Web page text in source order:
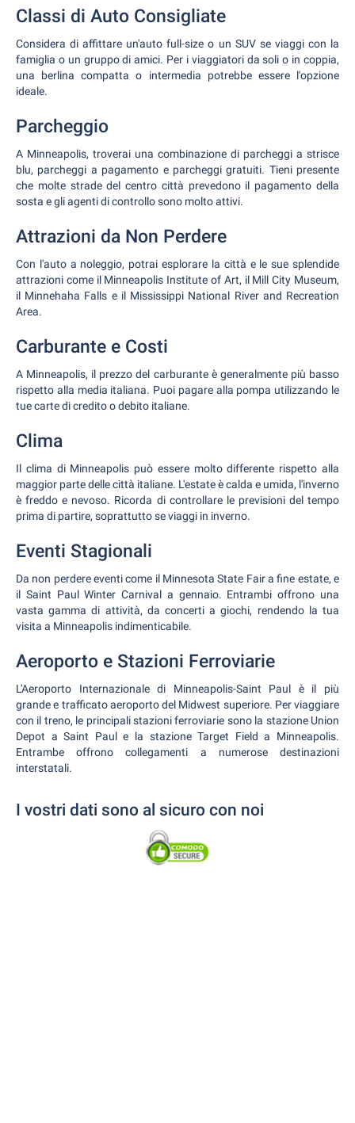
Classi di Auto Consigliate
Considera di affittare un'auto full-size o un SUV se viaggi con la
famiglia o un gruppo di amici. Per i viaggiatori da soli o in coppia,
una berlina compatta o intermedia potrebbe essere l'opzione
ideale.
Parcheggio
A Minneapolis, troverai una combinazione di parcheggi a strisce
blu, parcheggi a pagamento e parcheggi gratuiti. Tieni presente
che molte strade del centro città prevedono il pagamento della
sosta e gli agenti di controllo sono molto attivi.
Attrazioni da Non Perdere
Con l'auto a noleggio, potrai esplorare la città e le sue splendide
attrazioni come il Minneapolis Institute of Art, il Mill City Museum,
il Minnehaha Falls e il Mississippi National River and Recreation
Area.
Carburante e Costi
A Minneapolis, il prezzo del carburante è generalmente più basso
rispetto alla media italiana. Puoi pagare alla pompa utilizzando le
tue carte di credito o debito italiane.
Clima
Il clima di Minneapolis può essere molto differente rispetto alla
maggior parte delle città italiane. L'estate è calda e umida, l'inverno
è freddo e nevoso. Ricorda di controllare le previsioni del tempo
prima di partire, soprattutto se viaggi in inverno.
Eventi Stagionali
Da non perdere eventi come il Minnesota State Fair a fine estate, e
il Saint Paul Winter Carnival a gennaio. Entrambi offrono una
vasta gamma di attività, da concerti a giochi, rendendo la tua
visita a Minneapolis indimenticabile.
Aeroporto e Stazioni Ferroviarie
L'Aeroporto Internazionale di Minneapolis-Saint Paul è il più
grande e trafficato aeroporto del Midwest superiore. Per viaggiare
con il treno, le principali stazioni ferroviarie sono la stazione Union
Depot a Saint Paul e la stazione Target Field a Minneapolis.
Entrambe offrono collegamenti a numerose destinazioni
interstatali.
I vostri dati sono al sicuro con noi